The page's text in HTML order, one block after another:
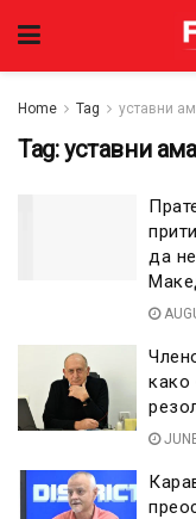
Home Tag уставни
Tag:уставни
да
како